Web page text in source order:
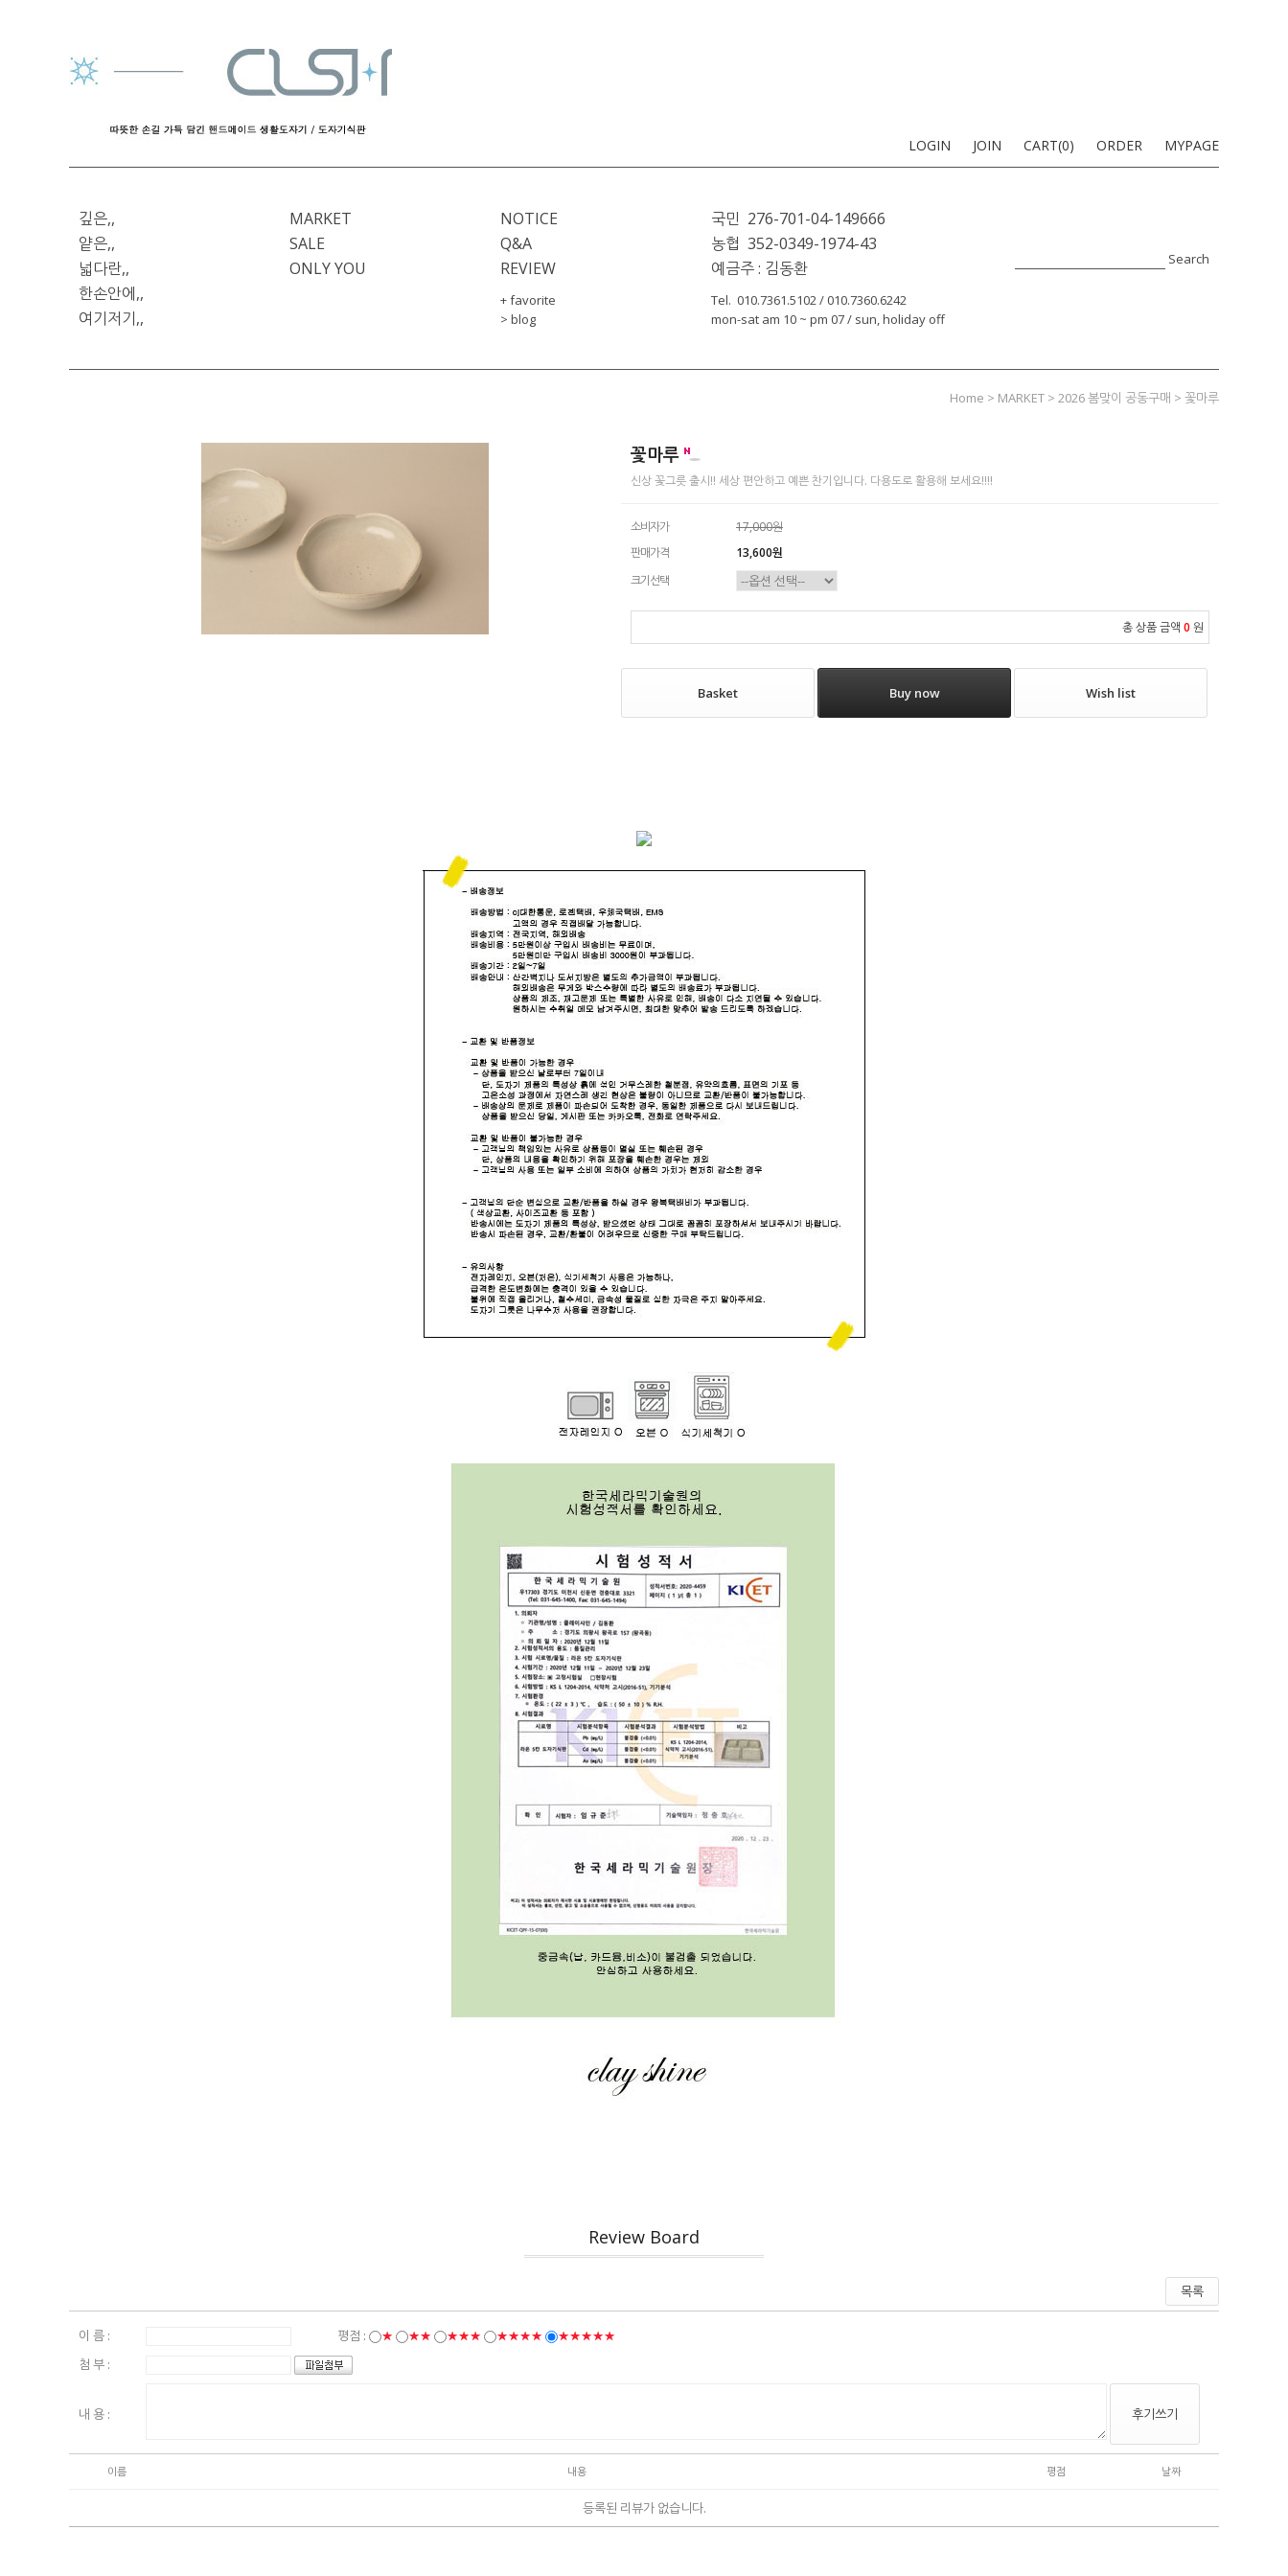
LOGIN JOIN CART(0) ORDER MYPAGE
깊은,,
얕은,,
넓다란,,
한손안에,,
여기저기,,
MARKET
SALE
ONLY YOU
NOTICE
Q&A
REVIEW
+ favorite
> blog
국민  276-701-04-149666
농협  352-0349-1974-43
예금주 : 김동환
Tel.  010.7361.5102 / 010.7360.6242
mon-sat am 10 ~ pm 07 / sun, holiday off
Search
Home > MARKET > 2026 봄맞이 공동구매 > 꽃마루
꽃마루
신상 꽃그릇 출시!! 세상 편안하고 예쁜 찬기입니다. 다용도로 활용해 보세요!!!!
소비자가
17,000원
판매가격
13,600원
크기선택
총 상품 금액 0 원
Basket Buy now Wish list
Review Board
목록
이 름 : 평점 : ★ ★★ ★★★ ★★★★
★★★★★
첨 부 :
내 용 : 후기쓰기
이름 내용 평점 날짜
등록된 리뷰가 없습니다.